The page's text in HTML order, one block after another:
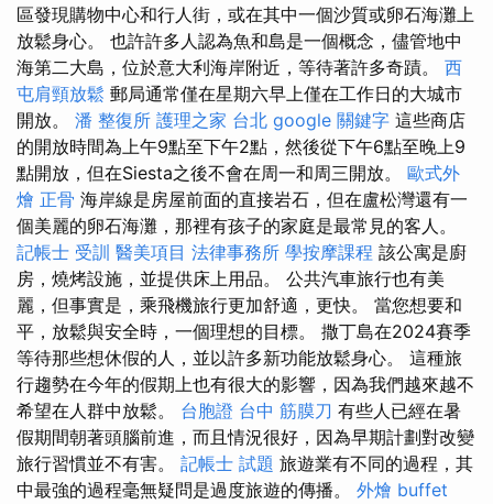
區發現購物中心和行人街，或在其中一個沙質或卵石海灘上
放鬆身心。 也許許多人認為魚和島是一個概念，儘管地中
海第二大島，位於意大利海岸附近，等待著許多奇蹟。 西
屯肩頸放鬆 郵局通常僅在星期六早上僅在工作日的大城市
開放。 潘 整復所 護理之家 台北 google 關鍵字 這些商店
的開放時間為上午9點至下午2點，然後從下午6點至晚上9
點開放，但在Siesta之後不會在周一和周三開放。 歐式外
燴 正骨 海岸線是房屋前面的直接岩石，但在盧松灣還有一
個美麗的卵石海灘，那裡有孩子的家庭是最常見的客人。
記帳士 受訓 醫美項目 法律事務所 學按摩課程 該公寓是廚
房，燒烤設施，並提供床上用品。 公共汽車旅行也有美
麗，但事實是，乘飛機旅行更加舒適，更快。 當您想要和
平，放鬆與安全時，一個理想的目標。 撒丁島在2024賽季
等待那些想休假的人，並以許多新功能放鬆身心。 這種旅
行趨勢在今年的假期上也有很大的影響，因為我們越來越不
希望在人群中放鬆。 台胞證 台中 筋膜刀 有些人已經在暑
假期間朝著頭腦前進，而且情況很好，因為早期計劃對改變
旅行習慣並不有害。 記帳士 試題 旅遊業有不同的過程，其
中最強的過程毫無疑問是過度旅遊的傳播。 外燴 buffet